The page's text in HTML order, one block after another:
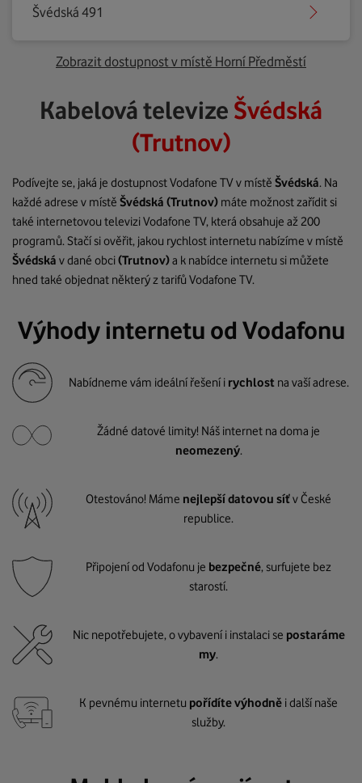
Švédská 491
Zobrazit dostupnost v místě Horní Předměstí
Kabelová televize Švédská
(Trutnov)
Podívejte se, jaká je dostupnost Vodafone TV v místě Švédská. Na
každé adrese v místě Švédská (Trutnov) máte možnost zařídit si
také internetovou televizi Vodafone TV, která obsahuje až 200
programů. Stačí si ověřit, jakou rychlost internetu nabízíme v místě
Švédská v dané obci(Trutnov)a k nabídce internetu si můžete
hned také objednat některý z tarifů Vodafone TV.
Výhody internetu od Vodafonu
Nabídneme vám ideální řešení i rychlost na vaší adrese.
Žádné datové limity! Náš internet na doma je
neomezený.
Otestováno! Máme nejlepší datovou síťv České
republice.
Připojení od Vodafonu je bezpečné, surfujete bez
starostí.
Nic nepotřebujete, o vybavení i instalaci se postaráme
my.
K pevnému internetu pořídíte výhodně i další naše
služby.